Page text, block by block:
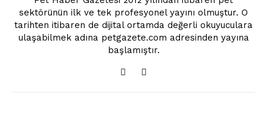
sektörünün ilk ve tek profesyonel yayını olmuştur. O
tarihten itibaren de dijital ortamda değerli okuyuculara
ulaşabilmek adına petgazete.com adresinden yayına
başlamıştır.